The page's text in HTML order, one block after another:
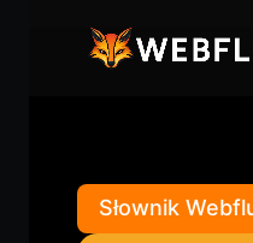
Słownik